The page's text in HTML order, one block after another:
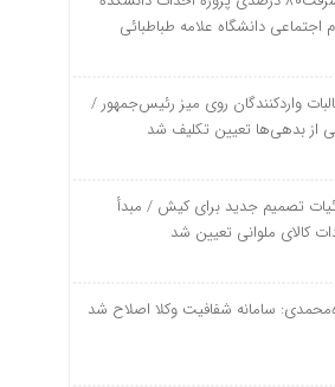
اجتماعی دانشگاه علامه طباطبائی
واردکنندگان روی میز رئیس‌جمهور /
از بدهی‌ها تعیین تکلیف شد
تصمیم جدید برای کیش / مبدأ
کالای ملوانی تعیین شد
سامانه شفافیت وکلا اصلاح شد